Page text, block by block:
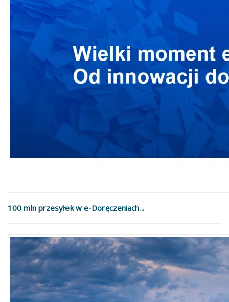
100 mln przesyłek w e-Doręczeniach...